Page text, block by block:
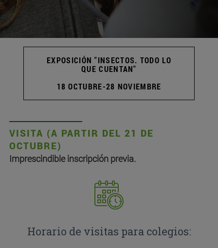
EXPOSICIÓN "INSECTOS. TODO LO
QUE CUENTAN"
18 OCTUBRE-28 NOVIEMBRE
VISITA (A PARTIR DEL 21 DE
OCTUBRE)
Imprescindible inscripción previa.
Horario de visitas para colegios: